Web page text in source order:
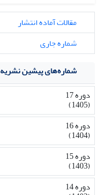
مقالات آماده انتشار
شماره جاری
شماره‌های پیشین نشریه
دوره 17
(1405)
دوره 16
(1404)
دوره 15
(1403)
دوره 14